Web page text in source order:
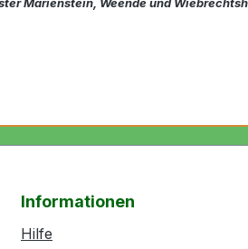
Informationen
Hilfe